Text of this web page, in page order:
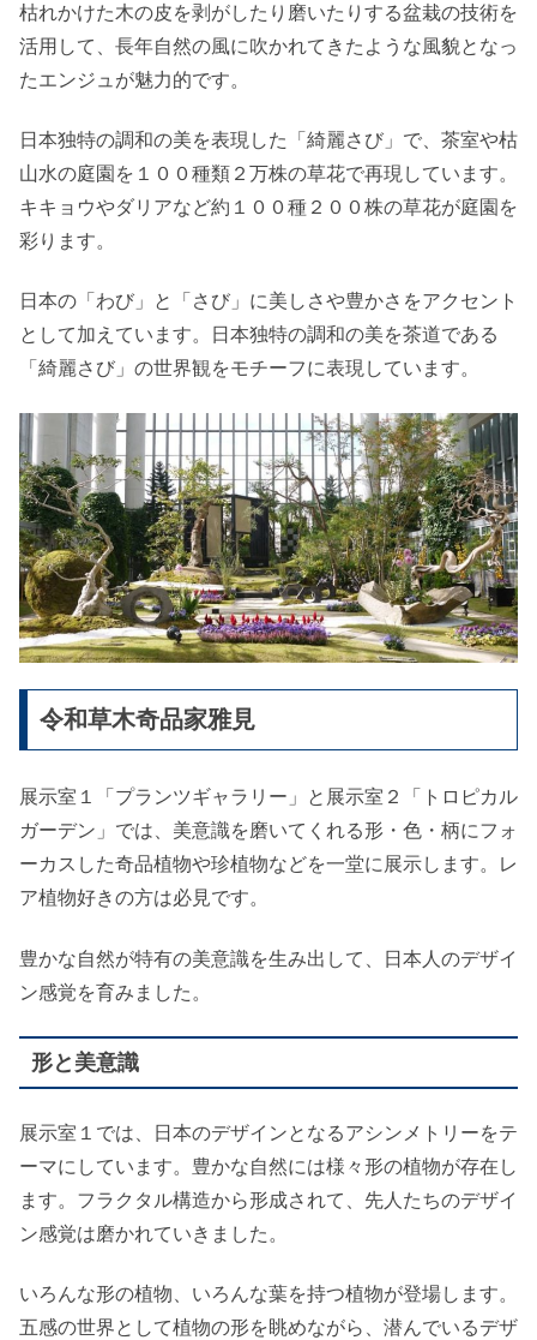
枯れかけた木の皮を剥がしたり磨いたりする盆栽の技術を
活用して、長年自然の風に吹かれてきたような風貌となっ
たエンジュが魅力的です。
日本独特の調和の美を表現した「綺麗さび」で、茶室や枯
山水の庭園を１００種類２万株の草花で再現しています。
キキョウやダリアなど約１００種２００株の草花が庭園を
彩ります。
日本の「わび」と「さび」に美しさや豊かさをアクセント
として加えています。日本独特の調和の美を茶道である
「綺麗さび」の世界観をモチーフに表現しています。
令和草木奇品家雅見
展示室１「プランツギャラリー」と展示室２「トロピカル
ガーデン」では、美意識を磨いてくれる形・色・柄にフォ
ーカスした奇品植物や珍植物などを一堂に展示します。レ
ア植物好きの方は必見です。
豊かな自然が特有の美意識を生み出して、日本人のデザイ
ン感覚を育みました。
形と美意識
展示室１では、日本のデザインとなるアシンメトリーをテ
ーマにしています。豊かな自然には様々形の植物が存在し
ます。フラクタル構造から形成されて、先人たちのデザイ
ン感覚は磨かれていきました。
いろんな形の植物、いろんな葉を持つ植物が登場します。
五感の世界として植物の形を眺めながら、潜んでいるデザ